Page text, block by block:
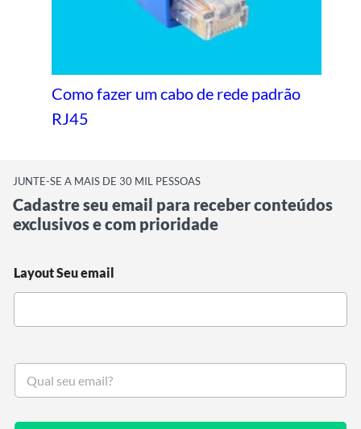
Como fazer um cabo de rede padrão
RJ45
JUNTE-SE A MAIS DE 30 MIL PESSOAS
Cadastre seu email para receber conteúdos
exclusivos e com prioridade
Layout Seu email
S
u